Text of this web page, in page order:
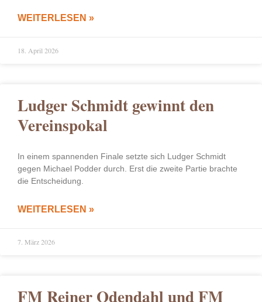
WEITERLESEN »
18. April 2026
Ludger Schmidt gewinnt den
Vereinspokal
In einem spannenden Finale setzte sich Ludger Schmidt
gegen Michael Podder durch. Erst die zweite Partie brachte
die Entscheidung.
WEITERLESEN »
7. März 2026
FM Reiner Odendahl und FM